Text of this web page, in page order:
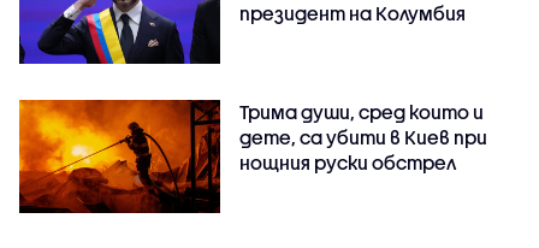
президент на Колумбия
Трима души, сред които и
дете, са убити в Киев при
нощния руски обстрел